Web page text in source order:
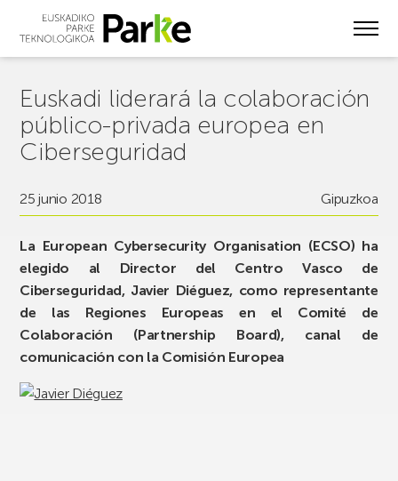
Euskadi liderará la colaboración
público-privada europea en
Ciberseguridad
25 junio 2018 Gipuzkoa
La European Cybersecurity Organisation (ECSO) ha
elegido al Director del Centro Vasco de
Ciberseguridad, Javier Diéguez, como representante
de las Regiones Europeas en el Comité de
Colaboración (Partnership Board), canal de
comunicación con la Comisión Europea